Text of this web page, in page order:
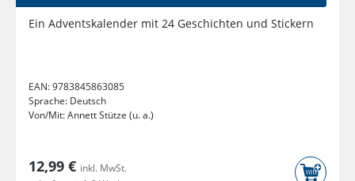
Ein Adventskalender mit 24 Geschichten und Stickern
EAN:9783845863085
Sprache: Deutsch
Von/Mit:Annett Stütze (u. a.)
12,99 € inkl. MwSt.